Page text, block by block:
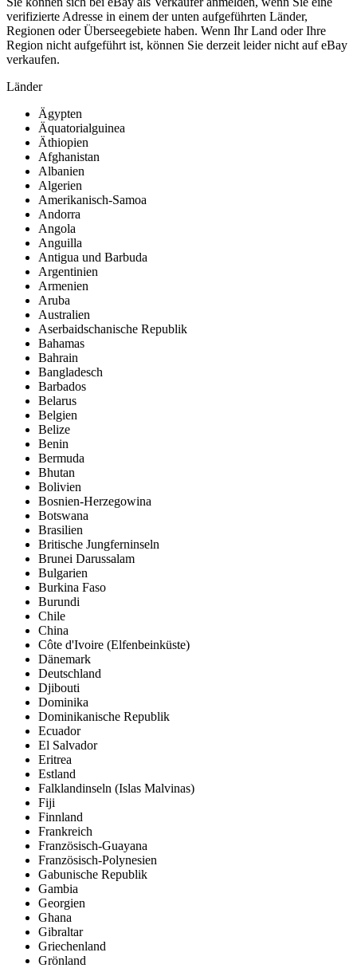
verifizierte Adresse in einem der unten aufgeführten Länder,
Regionen oder Überseegebiete haben. Wenn Ihr Land oder Ihre
Region nicht aufgeführt ist, können Sie derzeit leider nicht auf eBay
verkaufen.
Länder
Ägypten
Äquatorialguinea
Äthiopien
Afghanistan
Albanien
Algerien
Amerikanisch-Samoa
Andorra
Angola
Anguilla
Antigua und Barbuda
Argentinien
Armenien
Aruba
Australien
Aserbaidschanische Republik
Bahamas
Bahrain
Bangladesch
Barbados
Belarus
Belgien
Belize
Benin
Bermuda
Bhutan
Bolivien
Bosnien-Herzegowina
Botswana
Brasilien
Britische Jungferninseln
Brunei Darussalam
Bulgarien
Burkina Faso
Burundi
Chile
China
Côte d'Ivoire (Elfenbeinküste)
Dänemark
Deutschland
Djibouti
Dominika
Dominikanische Republik
Ecuador
El Salvador
Eritrea
Estland
Falklandinseln (Islas Malvinas)
Fiji
Finnland
Frankreich
Französisch-Guayana
Französisch-Polynesien
Gabunische Republik
Gambia
Georgien
Ghana
Gibraltar
Griechenland
Grönland